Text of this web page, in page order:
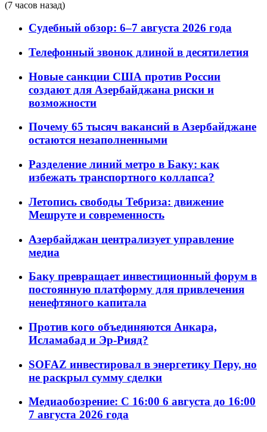
(7 часов назад)
Судебный обзор: 6–7 августа 2026 года
Телефонный звонок длиной в десятилетия
Новые санкции США против России
создают для Азербайджана риски и
возможности
Почему 65 тысяч вакансий в Азербайджане
остаются незаполненными
Разделение линий метро в Баку: как
избежать транспортного коллапса?
Летопись свободы Тебриза: движение
Мешруте и современность
Азербайджан централизует управление
медиа
Баку превращает инвестиционный форум в
постоянную платформу для привлечения
ненефтяного капитала
Против кого объединяются Анкара,
Исламабад и Эр-Рияд?
SOFAZ инвестировал в энергетику Перу, но
не раскрыл сумму сделки
Медиаобозрение: С 16:00 6 августа до 16:00
7 августа 2026 года